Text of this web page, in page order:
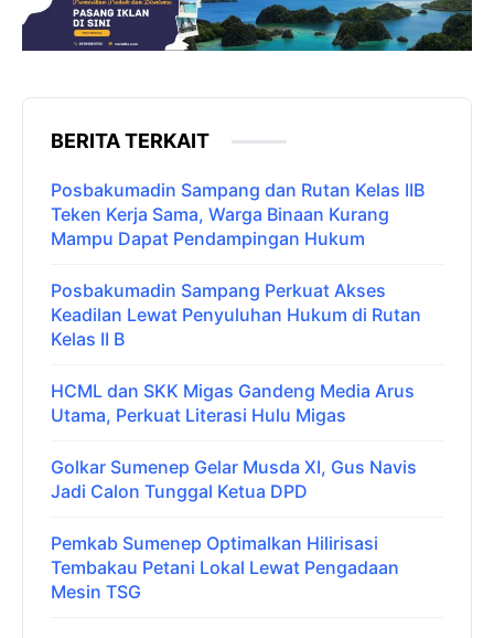
BERITA TERKAIT
Posbakumadin Sampang dan Rutan Kelas IIB
Teken Kerja Sama, Warga Binaan Kurang
Mampu Dapat Pendampingan Hukum
Posbakumadin Sampang Perkuat Akses
Keadilan Lewat Penyuluhan Hukum di Rutan
Kelas II B
HCML dan SKK Migas Gandeng Media Arus
Utama, Perkuat Literasi Hulu Migas
Golkar Sumenep Gelar Musda XI, Gus Navis
Jadi Calon Tunggal Ketua DPD
Pemkab Sumenep Optimalkan Hilirisasi
Tembakau Petani Lokal Lewat Pengadaan
Mesin TSG